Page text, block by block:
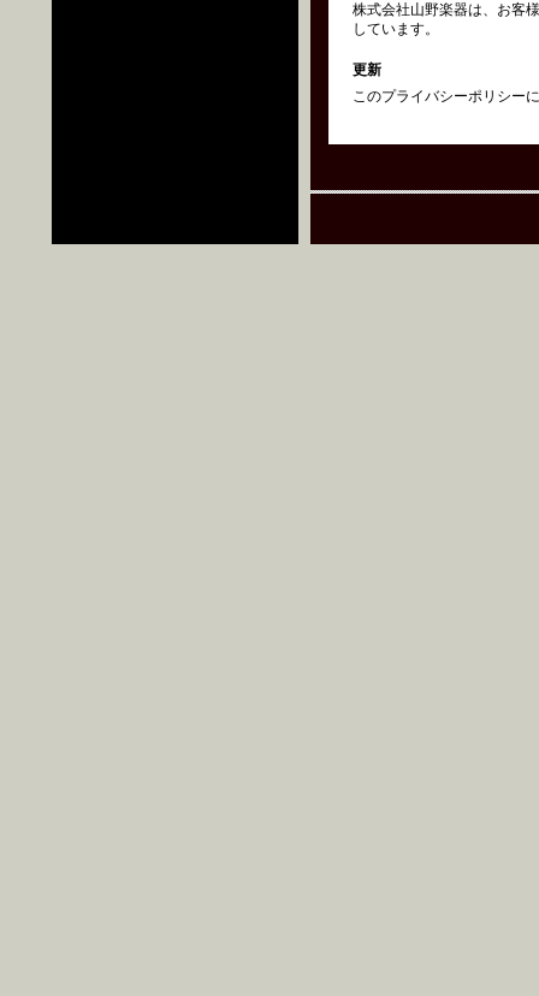
株式会社山野楽器は、お客
しています。
更新
このプライバシーポリシー